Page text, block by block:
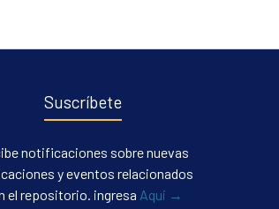
Suscríbete
notificaciones sobre nuevas
y eventos relacionados
el repositorio. ingresa Aqui →